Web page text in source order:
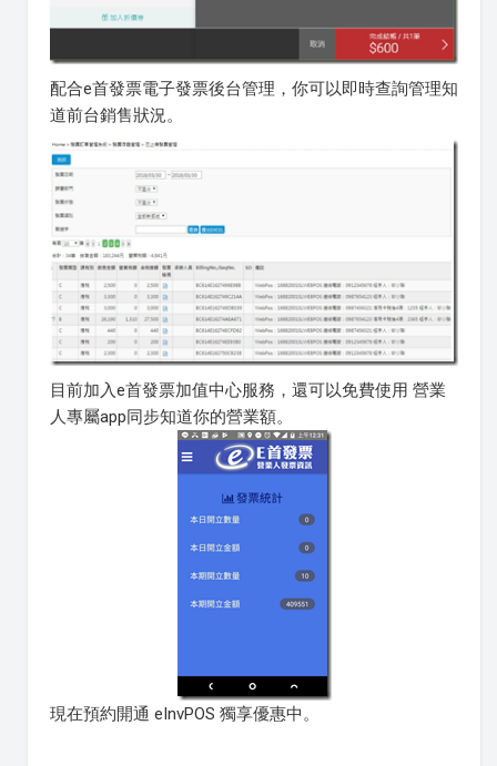
配合e首發票電子發票後台管理，你可以即時查詢管理知
道前台銷售狀況。
目前加入e首發票加值中心服務，還可以免費使用 營業
人專屬app同步知道你的營業額。
現在預約開通 eInvPOS 獨享優惠中。